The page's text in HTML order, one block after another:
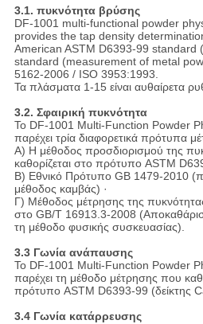
3.1. πυκνότητα βρύσης
DF-1001 multi-functional powder
provides the tap density
American ASTM D6393-99 standard
standard (measurement of metal
5162-2006 / ISO 3953:1993.
Τα πλάσματα 1-15 είναι αυθαίρετα
3.2. Σφαιρική πυκνότητα
Το DF-1001 Multi-Function Powder
παρέχει τρία διαφορετικά πρότυπα
Α) Η μέθοδος προσδιορισμού της
καθορίζεται στο πρότυπο ASTM
Β) Εθνικό Πρότυπο GB 1479-2010
μέθοδος καμβάς) ·
Γ) Μέθοδος μέτρησης της
στο GB/T 16913.3-2008
τη μέθοδο φυσικής συσκευασίας).
3.3 Γωνία ανάπαυσης
Το DF-1001 Multi-Function Powder
παρέχει τη μέθοδο μέτρησης που
πρότυπο ASTM D6393-99 (δείκτης
3.4 Γωνία κατάρρευσης